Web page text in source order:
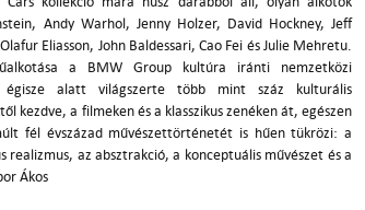
Andy Warhol, Jenny Holzer, David Hockney, Jeff
Eliasson, John Baldessari, Cao Fei és Julie Mehretu.
a BMW Group kultúra iránti nemzetközi
égisze alatt világszerte több mint száz kulturális
kezdve, a filmeken és a klasszikus zenéken át, egészen
fél évszázad művészettörténetét is hűen tükrözi: a
az absztrakció, a konceptuális művészet és a
Ákos